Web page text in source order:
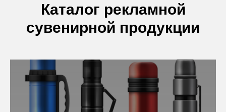
Каталог рекламной
сувенирной продукции